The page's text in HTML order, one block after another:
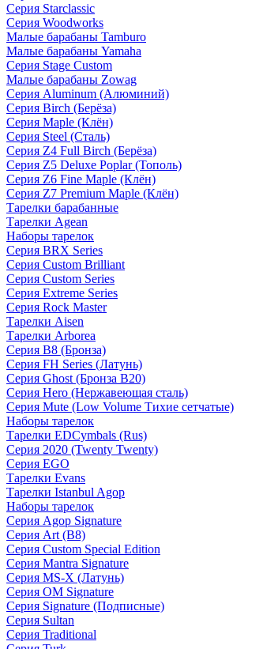
Серия Starclassic
Серия Woodworks
Малые барабаны Tamburo
Малые барабаны Yamaha
Серия Stage Custom
Малые барабаны Zowag
Серия Aluminum (Алюминий)
Серия Birch (Берёза)
Серия Maple (Клён)
Серия Steel (Сталь)
Серия Z4 Full Birch (Берёза)
Серия Z5 Deluxe Poplar (Тополь)
Серия Z6 Fine Maple (Клён)
Серия Z7 Premium Maple (Клён)
Тарелки барабанные
Тарелки Agean
Наборы тарелок
Серия BRX Series
Серия Custom Brilliant
Серия Custom Series
Серия Extreme Series
Серия Rock Master
Тарелки Aisen
Тарелки Arborea
Серия B8 (Бронза)
Серия FH Series (Латунь)
Серия Ghost (Бронза B20)
Серия Hero (Нержавеющая сталь)
Серия Mute (Low Volume Тихие сетчатые)
Наборы тарелок
Тарелки EDCymbals (Rus)
Серия 2020 (Twenty Twenty)
Серия EGO
Тарелки Evans
Тарелки Istanbul Agop
Наборы тарелок
Серия Agop Signature
Серия Art (B8)
Серия Custom Special Edition
Серия Mantra Signature
Серия MS-X (Латунь)
Серия OM Signature
Серия Signature (Подписные)
Серия Sultan
Серия Traditional